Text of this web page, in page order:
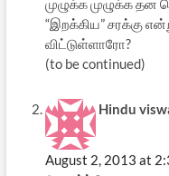
முழுக்க முழுக்க
“இறக்கிய” சரக்கு
விட்டுள்ளாரோ?
(to be continued)
Hindu
August 2, 2013 at